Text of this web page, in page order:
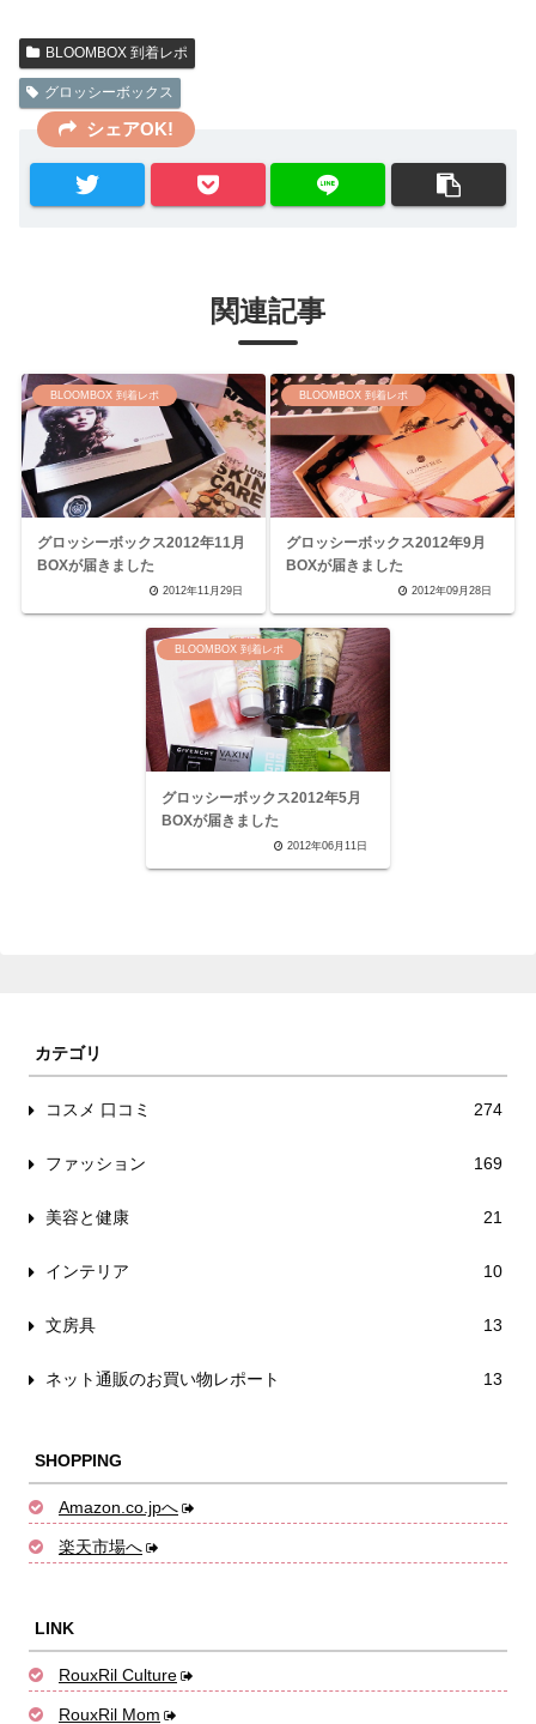
BLOOMBOX 到着レポ
グロッシーボックス
シェアOK!
関連記事
BLOOMBOX 到着レポ
グロッシーボックス2012年11月
BOXが届きました
2012年11月29日
BLOOMBOX 到着レポ
グロッシーボックス2012年9月
BOXが届きました
2012年09月28日
BLOOMBOX 到着レポ
グロッシーボックス2012年5月
BOXが届きました
2012年06月11日
カテゴリ
コスメ 口コミ 274
ファッション 169
美容と健康 21
インテリア 10
文房具 13
ネット通販のお買い物レポート 13
SHOPPING
Amazon.co.jpへ
楽天市場へ
LINK
RouxRil Culture
RouxRil Mom